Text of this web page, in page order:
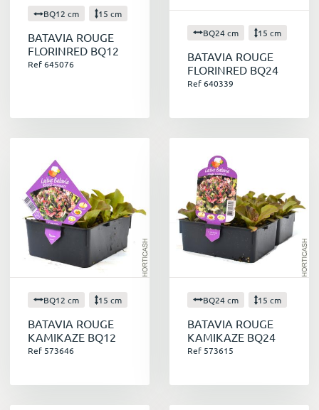
BQ12 cm 15 cm
BATAVIA ROUGE
FLORINRED BQ12
Ref 645076
BQ24 cm 15 cm
BATAVIA ROUGE
FLORINRED BQ24
Ref 640339
BQ12 cm 15 cm
BATAVIA ROUGE
KAMIKAZE BQ12
Ref 573646
BQ24 cm 15 cm
BATAVIA ROUGE
KAMIKAZE BQ24
Ref 573615